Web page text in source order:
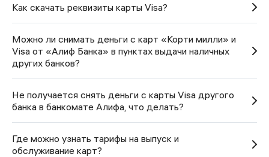
Как скачать реквизиты карты Visa?
Можно ли снимать деньги с карт «Корти милли» и
Visa от «Алиф Банка» в пунктах выдачи наличных
других банков?
Не получается снять деньги с карты Visa другого
банка в банкомате Алифа, что делать?
Где можно узнать тарифы на выпуск и
обслуживание карт?